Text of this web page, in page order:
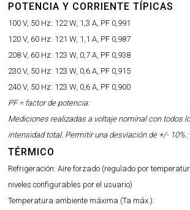
POTENCIA Y CORRIENTE TÍPICAS
100 V, 50 Hz: 122 W, 1,3 A, PF 0,991
120 V, 60 Hz: 121 W, 1,1 A, PF 0,987
208 V, 60 Hz: 123 W, 0,7 A, PF 0,938
230 V, 50 Hz: 123 W, 0,6 A, PF 0,915
240 V, 50 Hz: 123 W, 0,6 A, PF 0,900
PF = factor de potencia:
Mediciones realizadas a voltaje nominal con todos
intensidad total. Permitir una desviación de +/- 10%.:
TÉRMICO
Refrigeración: Aire forzado (regulado por
niveles configurables por el usuario)
Temperatura ambiente máxima (Ta máx.):